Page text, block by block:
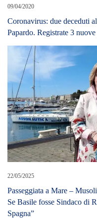
22/05/2025
Se Basile fosse Sindaco di
Spagna”
21/10/2022